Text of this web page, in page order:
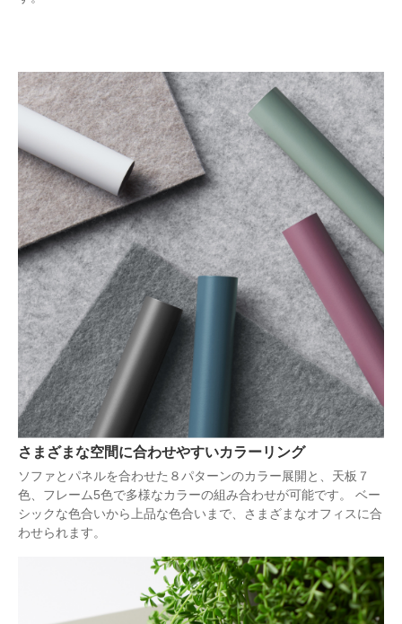
さまざまな空間に合わせやすいカラーリング
ソファとパネルを合わせた８パターンのカラー展開と、天板７
色、フレーム5色で多様なカラーの組み合わせが可能です。 ベー
シックな色合いから上品な色合いまで、さまざまなオフィスに合
わせられます。